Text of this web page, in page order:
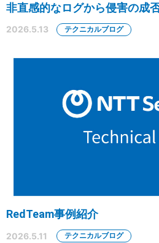
非直感的なログから侵害の成
2026.5.13 テクニカルブログ
RedTeam事例紹介
2026.5.11 テクニカルブログ